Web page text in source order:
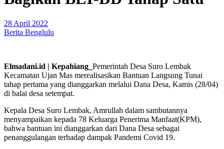
28 April 2022
Berita Benglulu
Elmadani.id | Kepahiang_ Pemerintah Desa Suro Lembak
Kecamatan Ujan Mas merealisasikan Bantuan Langsung Tunai
tahap pertama yang dianggarkan melalui Dana Desa, Kamis (28/04)
di balai desa setempat.
Kepala Desa Suro Lembak, Amrullah dalam sambutannya
menyampaikan kepada 78 Keluarga Penerima Manfaat(KPM),
bahwa bantuan ini dianggarkan dari Dana Desa sebagai
penanggulangan terhadap dampak Pandemi Covid 19.